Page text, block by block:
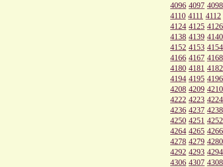
4096 4097 4098
4110 4111 4112
4124 4125 4126
4138 4139 4140
4152 4153 4154
4166 4167 4168
4180 4181 4182
4194 4195 4196
4208 4209 4210
4222 4223 4224
4236 4237 4238
4250 4251 4252
4264 4265 4266
4278 4279 4280
4292 4293 4294
4306 4307 4308